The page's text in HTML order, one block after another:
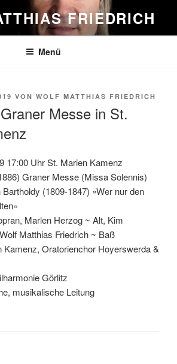
FRIEDRICH
Menü
VON WOLF MATTHIAS FRIEDRICH
Messe in St.
17:00 Uhr St. Marien Kamenz
Graner Messe (Missa Solennis)
(1809-1847) »Wer nur den
Marlen Herzog ~ Alt, Kim
Matthias Friedrich ~ Baß
Kamenz, Oratorienchor Hoyerswerda &
Görlitz
musikalische Leitung